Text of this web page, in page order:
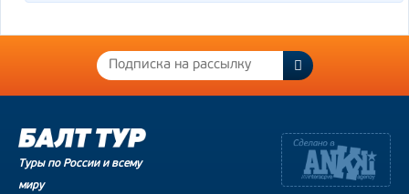
Туры по России и всему
миру